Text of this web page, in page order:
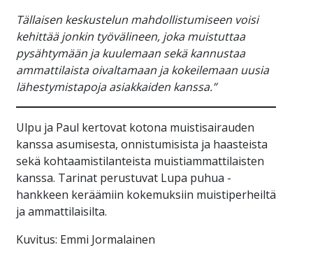
Tällaisen keskustelun mahdollistumiseen voisi
kehittää jonkin työvälineen, joka muistuttaa
pysähtymään ja kuulemaan sekä kannustaa
ammattilaista oivaltamaan ja kokeilemaan uusia
lähestymistapoja asiakkaiden kanssa.”
Ulpu ja Paul kertovat kotona muistisairauden
kanssa asumisesta, onnistumisista ja haasteista
sekä kohtaamistilanteista muistiammattilaisten
kanssa. Tarinat perustuvat Lupa puhua -
hankkeen keräämiin kokemuksiin muistiperheiltä
ja ammattilaisilta.
Kuvitus: Emmi Jormalainen